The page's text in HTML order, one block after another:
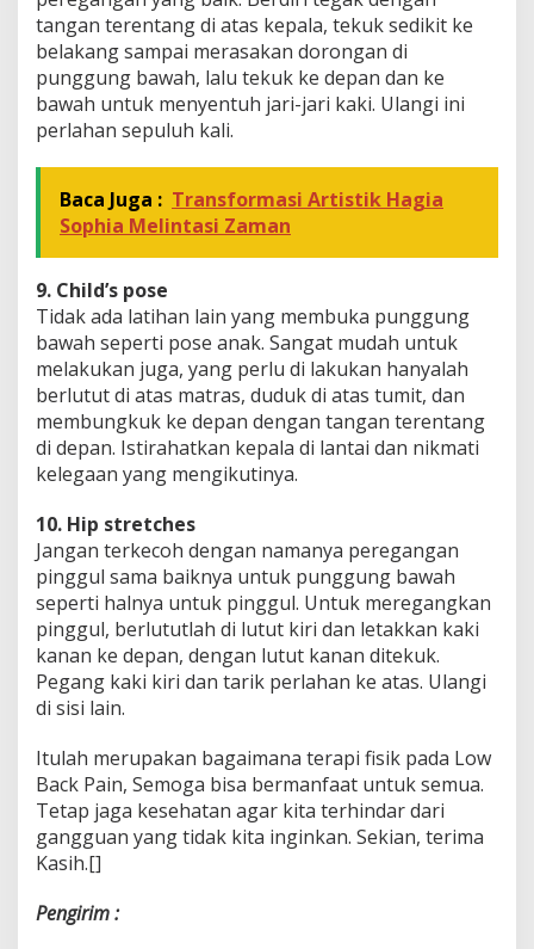
tangan terentang di atas kepala, tekuk sedikit ke
belakang sampai merasakan dorongan di
punggung bawah, lalu tekuk ke depan dan ke
bawah untuk menyentuh jari-jari kaki. Ulangi ini
perlahan sepuluh kali.
Baca Juga : Transformasi Artistik Hagia
Sophia Melintasi Zaman
9. Child’s pose
Tidak ada latihan lain yang membuka punggung
bawah seperti pose anak. Sangat mudah untuk
melakukan juga, yang perlu di lakukan hanyalah
berlutut di atas matras, duduk di atas tumit, dan
membungkuk ke depan dengan tangan terentang
di depan. Istirahatkan kepala di lantai dan nikmati
kelegaan yang mengikutinya.
10. Hip stretches
Jangan terkecoh dengan namanya peregangan
pinggul sama baiknya untuk punggung bawah
seperti halnya untuk pinggul. Untuk meregangkan
pinggul, berlututlah di lutut kiri dan letakkan kaki
kanan ke depan, dengan lutut kanan ditekuk.
Pegang kaki kiri dan tarik perlahan ke atas. Ulangi
di sisi lain.
Itulah merupakan bagaimana terapi fisik pada Low
Back Pain, Semoga bisa bermanfaat untuk semua.
Tetap jaga kesehatan agar kita terhindar dari
gangguan yang tidak kita inginkan. Sekian, terima
Kasih.[]
Pengirim :